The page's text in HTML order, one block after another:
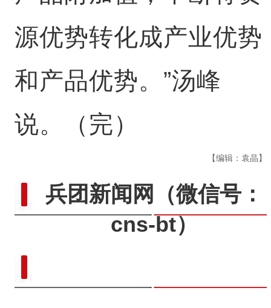
源优势转化成产业优势
和产品优势。”汤峰
说。（完）
【编辑：袁晶】
兵团新闻网
（微信号：
cns-bt）